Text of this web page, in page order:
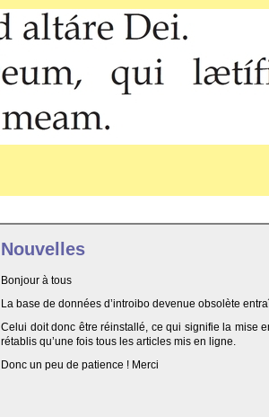
Nouvelles
Bonjour à tous
La base de données d’introibo devenue obsolète
Celui doit donc être réinstallé, ce qui signifie la mise
rétablis qu’une fois tous les articles mis en ligne.
Donc un peu de patience ! Merci